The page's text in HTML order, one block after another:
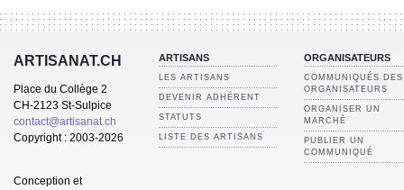
ARTISANAT.CH
Place du Collège 2
CH-2123 St-Sulpice
contact@artisanat.ch
Copyright : 2003-2026
Conception et
ARTISANS
LES ARTISANS
DEVENIR ADHÉRENT
STATUTS
LISTE DES ARTISANS
ORGANISATEURS
COMMUNIQUÉS DES
ORGANISATEURS
ORGANISER UN
MARCHÉ
PUBLIER UN
COMMUNIQUÉ